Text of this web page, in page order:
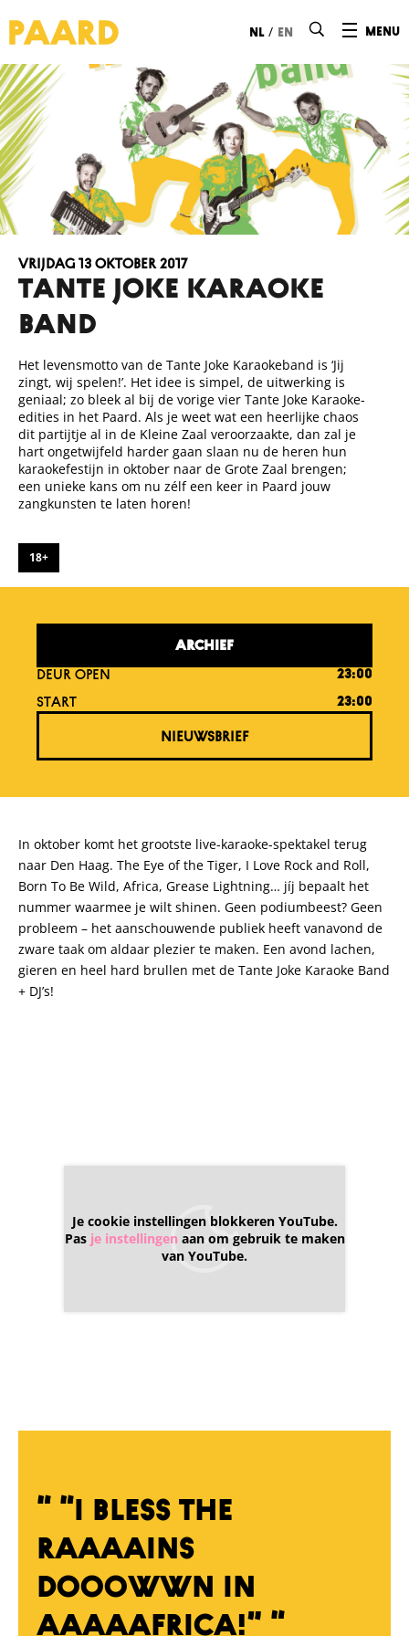
menu
nl / en
Tante Joke Karaoke
Band
vrijdag 13 oktober 2017
Het levensmotto van de Tante Joke Karaokeband is ‘Jij
zingt, wij spelen!’. Het idee is simpel, de uitwerking is
geniaal; zo bleek al bij de vorige vier Tante Joke Karaoke-
edities in het Paard. Als je weet wat een heerlijke chaos
dit partijtje al in de Kleine Zaal veroorzaakte, dan zal je
hart ongetwijfeld harder gaan slaan nu de heren hun
karaokefestijn in oktober naar de Grote Zaal brengen;
een unieke kans om nu zélf een keer in Paard jouw
zangkunsten te laten horen!
18+
ARCHIEF
DEUR OPEN 23:00
START 23:00
NIEUWSBRIEF
In oktober komt het grootste live-karaoke-spektakel terug
naar Den Haag. The Eye of the Tiger, I Love Rock and Roll,
Born To Be Wild, Africa, Grease Lightning… jíj bepaalt het
nummer waarmee je wilt shinen. Geen podiumbeest? Geen
probleem – het aanschouwende publiek heeft vanavond de
zware taak om aldaar plezier te maken. Een avond lachen,
gieren en heel hard brullen met de Tante Joke Karaoke Band
+ DJ’s!
Je cookie instellingen blokkeren YouTube.
Pas je instellingen aan om gebruik te maken
van YouTube.
“ “I bless the
raaaains
dooowwn in